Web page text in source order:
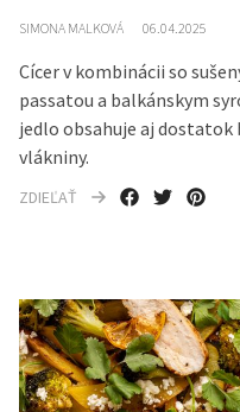
SIMONA MALKOVÁ 06.04.2025
Cícer v kombinácii so
passatou a balkánskym
jedlo obsahuje aj dostatok
vlákniny.
ZDIEĽAŤ